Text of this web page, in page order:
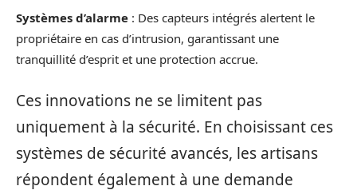
Systèmes d’alarme : Des capteurs intégrés alertent le
propriétaire en cas d’intrusion, garantissant une
tranquillité d’esprit et une protection accrue.
Ces innovations ne se limitent pas
uniquement à la sécurité. En choisissant ces
systèmes de sécurité avancés, les artisans
répondent également à une demande